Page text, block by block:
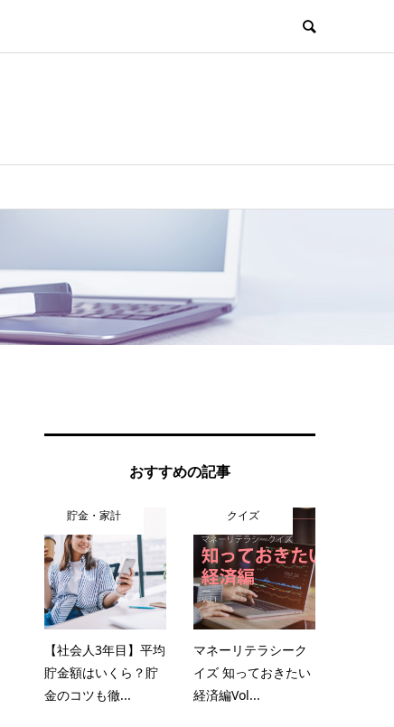
おすすめの記事
貯金・家計
【社会人3年目】平均
貯金額はいくら？貯
金のコツも徹...
クイズ
マネーリテラシーク
イズ 知っておきたい
経済編Vol...